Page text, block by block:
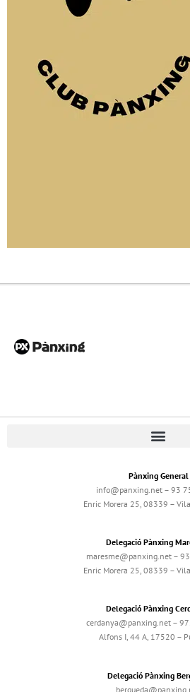
Pànxing General
info@panxing.net – 93
Enric Morera 25, 08339 –
Delegació Pànxing
maresme@panxing.net –
Enric Morera 25, 08339 –
Delegació Pànxing
cerdanya@panxing.net –
Alfons I, 44 A, 17520 –
Delegació Pànxing